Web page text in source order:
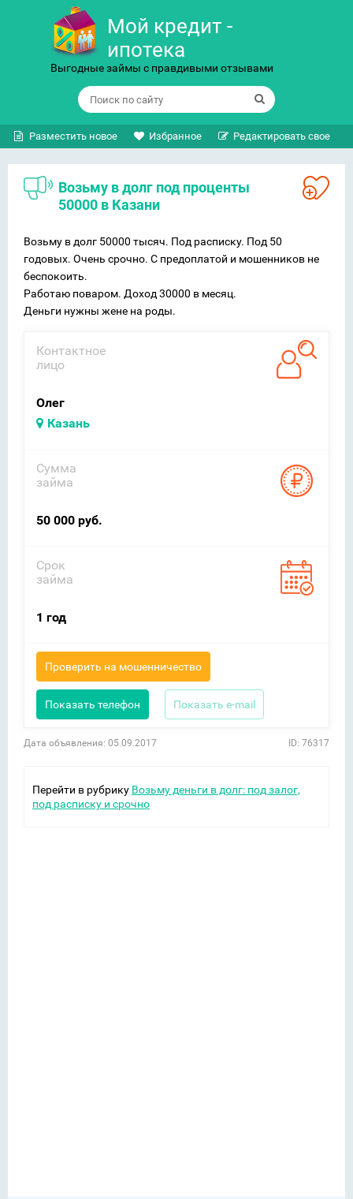
Мой кредит -
ипотека
Выгодные займы с правдивыми отзывами
Разместить новое Избранное Редактировать свое
Возьму в долг под проценты
50000 в Казани
Возьму в долг 50000 тысяч. Под расписку. Под 50
годовых. Очень срочно. С предоплатой и мошенников не
беспокоить.
Работаю поваром. Доход 30000 в месяц.
Деньги нужны жене на роды.
Контактное
лицо
Олег
Казань
Сумма
займа
50 000 руб.
Срок
займа
1 год
Проверить на мошенничество
Показать телефон Показать e-mail
Дата объявления: 05.09.2017 ID: 76317
Перейти в рубрику Возьму деньги в долг: под залог,
под расписку и срочно